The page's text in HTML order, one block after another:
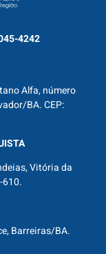
4242
Alfa, número
BA. CEP:
Vitória da
610.
Barreiras/BA.